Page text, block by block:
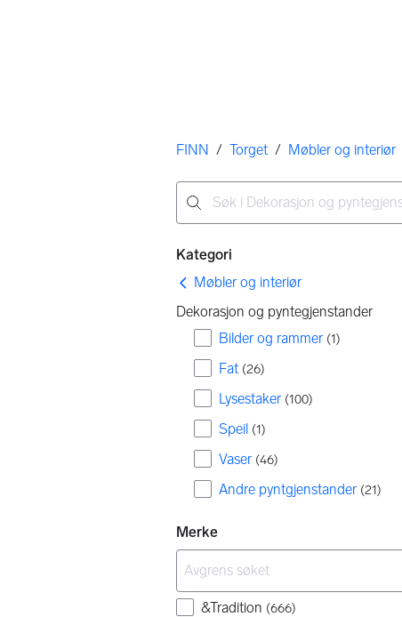
Her er du
FINN / Torget / Møbler og interiør
Filtre
Kategori
Møbler og interiør
Dekorasjon og pyntegjenstander
Bilder og rammer (1)
Fat (26)
Lysestaker (100)
Speil (1)
Vaser (46)
Andre pyntgjenstander (21)
Merke
&Tradition (666)